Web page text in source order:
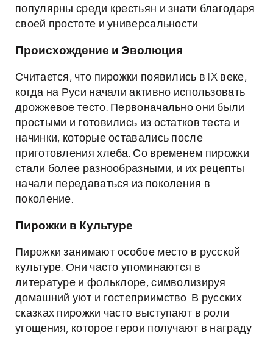
популярны среди крестьян и знати благодаря
своей простоте и универсальности.
Происхождение и Эволюция
Считается, что пирожки появились в IX веке,
когда на Руси начали активно использовать
дрожжевое тесто. Первоначально они были
простыми и готовились из остатков теста и
начинки, которые оставались после
приготовления хлеба. Со временем пирожки
стали более разнообразными, и их рецепты
начали передаваться из поколения в
поколение.
Пирожки в Культуре
Пирожки занимают особое место в русской
культуре. Они часто упоминаются в
литературе и фольклоре, символизируя
домашний уют и гостеприимство. В русских
сказках пирожки часто выступают в роли
угощения, которое герои получают в награду